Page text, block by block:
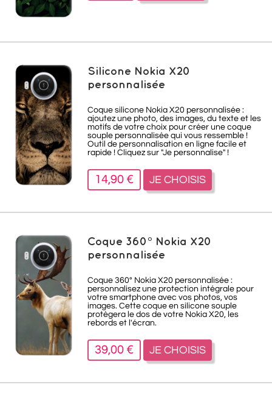
Silicone Nokia X20
personnalisée
Coque silicone Nokia X20 personnalisée :
ajoutez une photo, des images, du texte et les
motifs de votre choix pour créer une coque
souple personnalisée qui vous ressemble !
Outil de personnalisation en ligne facile et
rapide ! Cliquez sur "Je personnalise" !
14,90 € JE CHOISIS
Coque 360° Nokia X20
personnalisée
Coque 360° Nokia X20 personnalisée :
personnalisez une protection intégrale pour
votre smartphone avec vos photos, vos
images. Cette coque en silicone souple
protègera le dos de votre Nokia X20, les
rebords et l'écran.
39,00 € JE CHOISIS